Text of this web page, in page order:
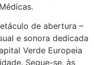
de abertura –
e sonora dedicada
Verde Europeia
Segue-se, às